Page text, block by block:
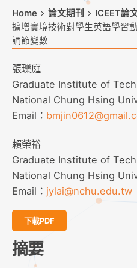
Home 論文期刊 ICEET論
擴增實境技術對學生英語學習
調節變數
張瓅庭
Graduate Institute of
National Chung Hsing
Email：
賴榮裕
Graduate Institute of
National Chung Hsing
Email： jylai@nchu.edu.tw
下載PDF
摘要